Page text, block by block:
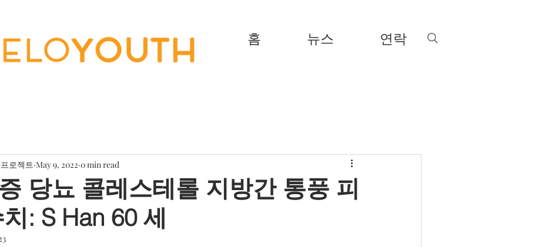
홈 뉴스 연락
당뇨 콜레스테롤 지방간 통풍 피
: S Han 60 세
로젝트 May 9, 2022 0 min read